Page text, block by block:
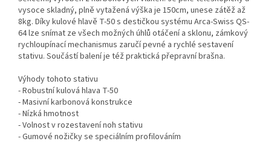
vysoce skladný, plně vytažená výška je 150cm, unese zátěž až
8kg. Díky kulové hlavě T-50 s destičkou systému Arca-Swiss QS-
64 lze snímat ze všech možných úhlů otáčení a sklonu, zámkový
rychloupínací mechanismus zaručí pevné a rychlé sestavení
stativu. Součástí balení je též praktická přepravní brašna.
Výhody tohoto stativu
- Robustní kulová hlava T-50
- Masivní karbonová konstrukce
- Nízká hmotnost
- Volnost v rozestavení noh stativu
- Gumové nožičky se speciálním profilováním